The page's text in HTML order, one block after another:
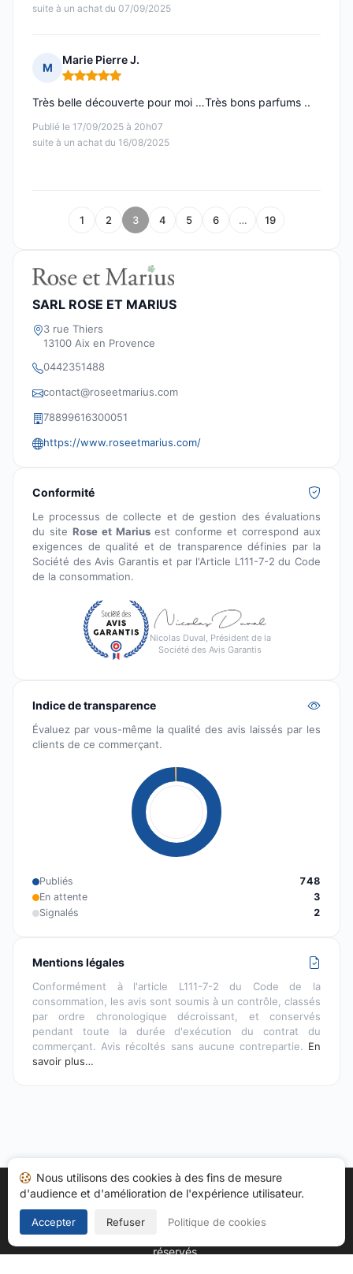
suite à un achat du 07/09/2025
M
Marie Pierre J.
Note : 5 sur 5
Publié le 17/09/2025 à 20h07
suite à un achat du 16/08/2025
Très belle découverte pour moi …Très bons parfums ..
1 2 3 4 5 6 … 19
SARL ROSE ET MARIUS
3 rue Thiers
13100 Aix en Provence
0442351488
contact@roseetmarius.com
78899616300051
https://www.roseetmarius.com/
Conformité
Le processus de collecte et de gestion des évaluations
du site Rose et Mariusest conforme et correspond aux
exigences de qualité et de transparence définies par la
Société des Avis Garantis et par l'Article L111-7-2 du Code
de la consommation.
Nicolas Duval, Président de la
Société des Avis Garantis
Indice de transparence
Évaluez par vous-même la qualité des avis laissés par les
clients de ce commerçant.
Publiés
748
En attente
3
Signalés
2
Mentions légales
Conformément à l'article L111-7-2 du Code de la
consommation, les avis sont soumis à un contrôle, classés
par ordre chronologique décroissant, et conservés
pendant toute la durée d'exécution du contrat du
commerçant. Avis récoltés sans aucune contrepartie. En
savoir plus…
Accueil Mes avis Catégories CGU
Cookies
Politique de confidentialité
Copyright © 2026
réservés.
Nous utilisons des cookies à des fins de mesure
d'audience et d'amélioration de l'expérience utilisateur.
Accepter Refuser Politique de cookies